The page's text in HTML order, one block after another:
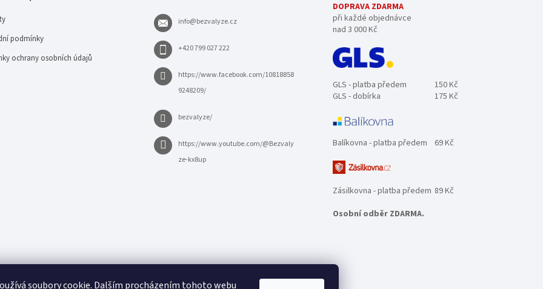
soubory cookie. Dalším procházením tohoto webu
podmínky
ochrany osobních údajů
info@bezvalyze.cz
+420 799 027 222
https://www.facebook.com/10818858
9248209/
bezvalyze/
https://www.youtube.com/@Bezvaly
ze-kx8up
DOPRAVA ZDARMA
při každé objednávce
nad 3 000 Kč
GLS - platba předem
150 Kč
GLS - dobírka
175 Kč
Balíkovna - platba předem 69 Kč
Zásilkovna - platba předem 89 Kč
Osobní odběr ZDARMA.